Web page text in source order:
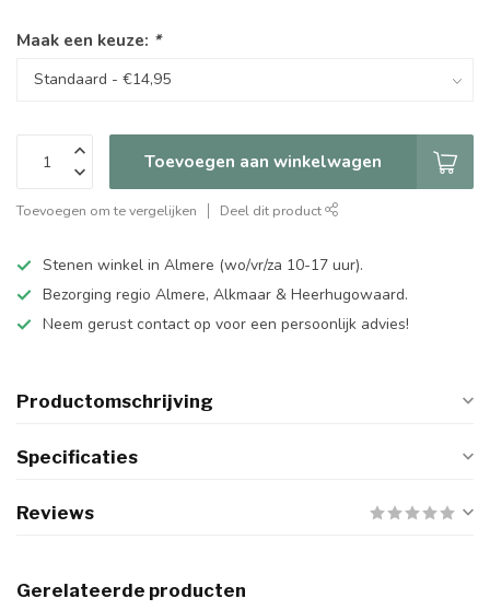
Maak een keuze: *
Toevoegen aan winkelwagen
Toevoegen om te vergelijken Deel dit product
Stenen winkel in Almere (wo/vr/za 10-17 uur).
Bezorging regio Almere, Alkmaar & Heerhugowaard.
Neem gerust contact op voor een persoonlijk advies!
Productomschrijving
Specificaties
Reviews
Gerelateerde producten